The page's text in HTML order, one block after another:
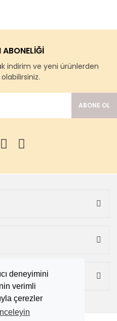
deneyimini
verimli
çerezler
ABONELİĞİ
indirim ve yeni ürünlerden
ABONE OL